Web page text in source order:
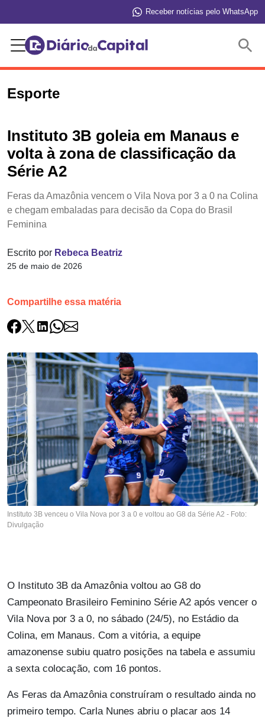
Receber notícias pelo WhatsApp
Esporte
Instituto 3B goleia em Manaus e
volta à zona de classificação da
Série A2
Feras da Amazônia vencem o Vila Nova por 3 a 0 na Colina
e chegam embaladas para decisão da Copa do Brasil
Feminina
Escrito por Rebeca Beatriz
25 de maio de 2026
Compartilhe essa matéria
Instituto 3B venceu o Vila Nova por 3 a 0 e voltou ao G8 da Série A2 - Foto:
Divulgação
O Instituto 3B da Amazônia voltou ao G8 do
Campeonato Brasileiro Feminino Série A2 após vencer o
Vila Nova por 3 a 0, no sábado (24/5), no Estádio da
Colina, em Manaus. Com a vitória, a equipe
amazonense subiu quatro posições na tabela e assumiu
a sexta colocação, com 16 pontos.
As Feras da Amazônia construíram o resultado ainda no
primeiro tempo. Carla Nunes abriu o placar aos 14